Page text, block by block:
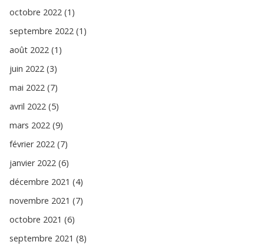
octobre 2022 (1)
septembre 2022 (1)
août 2022 (1)
juin 2022 (3)
mai 2022 (7)
avril 2022 (5)
mars 2022 (9)
février 2022 (7)
janvier 2022 (6)
décembre 2021 (4)
novembre 2021 (7)
octobre 2021 (6)
septembre 2021 (8)